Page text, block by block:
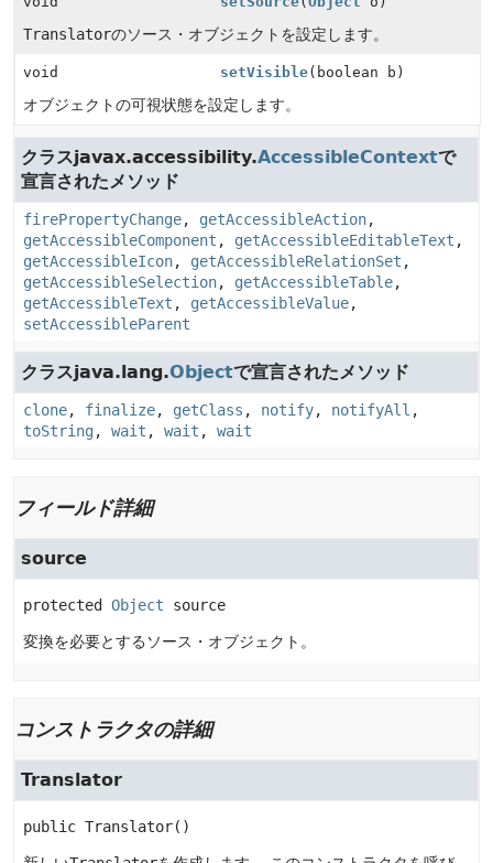
Translatorのソース・オブジェクトを設定します。
void setVisible(boolean b)
オブジェクトの可視状態を設定します。
クラスjavax.accessibility.AccessibleContextで
宣言されたメソッド
firePropertyChange, getAccessibleAction,
getAccessibleComponent , getAccessibleEditableText ,
getAccessibleIcon, getAccessibleRelationSet ,
getAccessibleSelection, getAccessibleTable,
getAccessibleText , getAccessibleValue,
setAccessibleParent
クラスjava.lang.Objectで宣言されたメソッド
clone, finalize, getClass , notify, notifyAll ,
toString, wait , wait , wait
フィールド詳細
source
protected Object source
変換を必要とするソース・オブジェクト。
コンストラクタの詳細
Translator
public Translator()